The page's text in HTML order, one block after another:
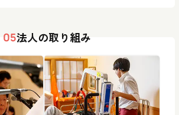
05法人の取り組み